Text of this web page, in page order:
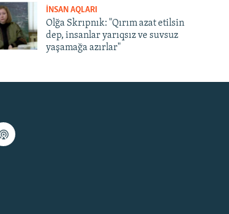
İNSAN AQLARI
Olğa Skrıpnık: "Qırım azat etilsin
dep, insanlar yarıqsız ve suvsuz
yaşamağa azırlar"